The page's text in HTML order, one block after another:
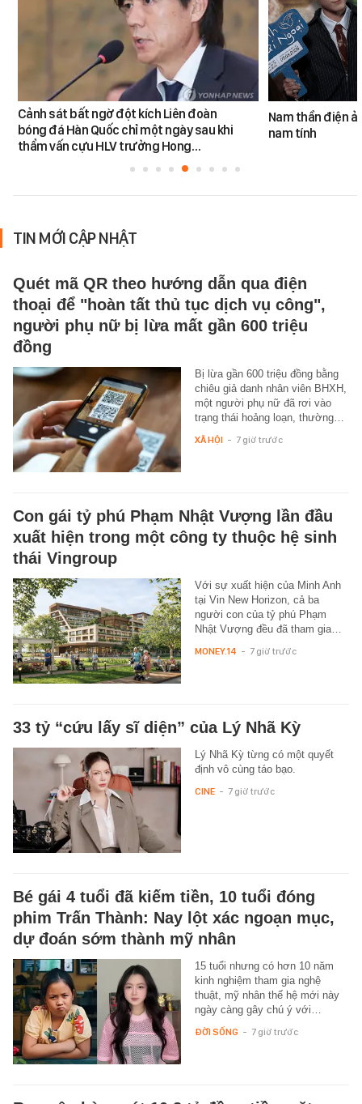
Cảnh sát bất ngờ đột kích Liên đoàn
bóng đá Hàn Quốc chỉ một ngày sau khi
thẩm vấn cựu HLV trưởng Hong…
Nam thần điện
nam tính
TIN MỚI CẬP NHẬT
Quét mã QR theo hướng dẫn qua điện
thoại để "hoàn tất thủ tục dịch vụ công",
người phụ nữ bị lừa mất gần 600 triệu
đồng
Bị lừa gần 600 triệu đồng bằng
chiêu giả danh nhân viên BHXH,
một người phụ nữ đã rơi vào
trạng thái hoảng loạn, thường…
XÃ HỘI - 7 giờ trước
Con gái tỷ phú Phạm Nhật Vượng lần đầu
xuất hiện trong một công ty thuộc hệ sinh
thái Vingroup
Với sự xuất hiện của Minh Anh
tại Vin New Horizon, cả ba
người con của tỷ phú Phạm
Nhật Vượng đều đã tham gia…
MONEY.14 - 7 giờ trước
33 tỷ “cứu lấy sĩ diện” của Lý Nhã Kỳ
Lý Nhã Kỳ từng có một quyết
định vô cùng táo bạo.
CINE - 7 giờ trước
Bé gái 4 tuổi đã kiếm tiền, 10 tuổi đóng
phim Trấn Thành: Nay lột xác ngoạn mục,
dự đoán sớm thành mỹ nhân
15 tuổi nhưng có hơn 10 năm
kinh nghiệm tham gia nghệ
thuật, mỹ nhân thế hệ mới này
ngày càng gây chú ý với…
ĐỜI SỐNG - 7 giờ trước